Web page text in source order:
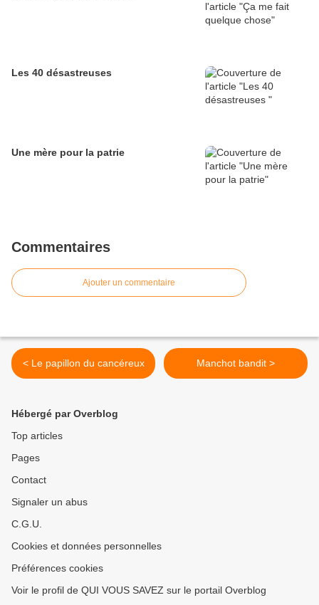
Les 40 désastreuses
Une mère pour la patrie
Commentaires
Ajouter un commentaire
< Le papillon du cancéreux Manchot bandit >
Hébergé par Overblog
Top articles
Pages
Contact
Signaler un abus
C.G.U.
Cookies et données personnelles
Préférences cookies
Voir le profil de QUI VOUS SAVEZ sur le portail Overblog